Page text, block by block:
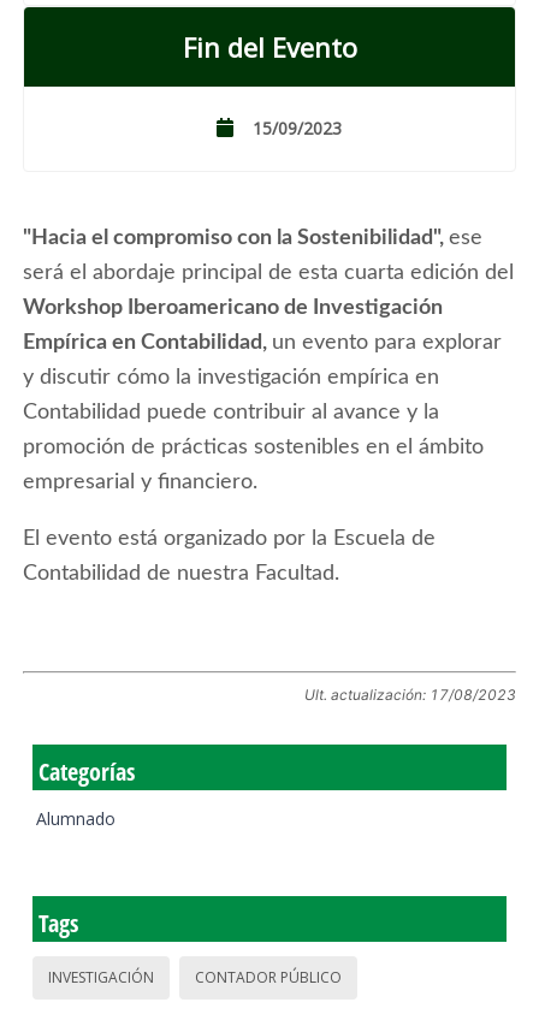
Fin del Evento
15/09/2023
"Hacia el compromiso con la Sostenibilidad", ese
será el abordaje principal de esta cuarta edición del
Workshop Iberoamericano de Investigación
Empírica en Contabilidad, un evento para explorar
y discutir cómo la investigación empírica en
Contabilidad puede contribuir al avance y la
promoción de prácticas sostenibles en el ámbito
empresarial y financiero.
El evento está organizado por la Escuela de
Contabilidad de nuestra Facultad.
Ult. actualización: 17/08/2023
Categorías
Alumnado
Tags
INVESTIGACIÓN CONTADOR PÚBLICO